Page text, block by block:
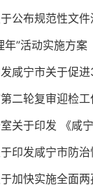
公布规范性文
年”活动实施方案
咸宁市关于促
二轮复审迎检
关于印发 《咸
印发咸宁市防
加快实施全面